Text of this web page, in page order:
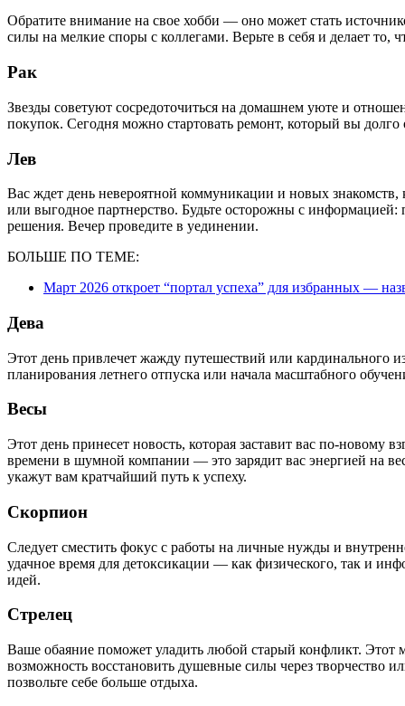
Обратите внимание на свое хобби — оно может стать
силы на мелкие споры с коллегами. Верьте в себя и делает то,
Рак
Звезды советуют сосредоточиться на домашнем уюте и
покупок. Сегодня можно стартовать ремонт, который вы долго
Лев
Вас ждет день невероятной коммуникации и новых
или выгодное партнерство. Будьте осторожны с
решения. Вечер проведите в уединении.
БОЛЬШЕ ПО ТЕМЕ:
Март 2026 откроет “портал успеха” для избранных —
Дева
Этот день привлечет жажду путешествий или кардинального
планирования летнего отпуска или начала масштабного
Весы
Этот день принесет новость, которая заставит вас по-новому
времени в шумной компании — это зарядит вас энергией на
укажут вам кратчайший путь к успеху.
Скорпион
Следует сместить фокус с работы на личные нужды и
удачное время для детоксикации — как физического, так и
идей.
Стрелец
Ваше обаяние поможет уладить любой старый конфликт. Этот
возможность восстановить душевные силы через творчество
позвольте себе больше отдыха.